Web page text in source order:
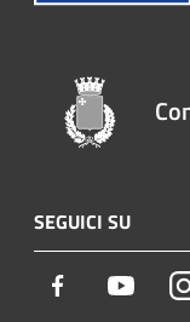
SEGUICI SU
Facebook